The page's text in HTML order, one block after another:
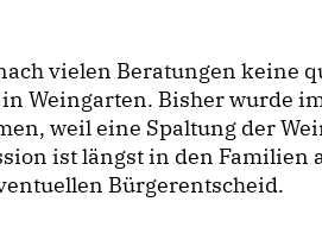
vielen Beratungen keine
Weingarten. Bisher wurde
weil eine Spaltung der
ist längst in den Familien
Bürgerentscheid.